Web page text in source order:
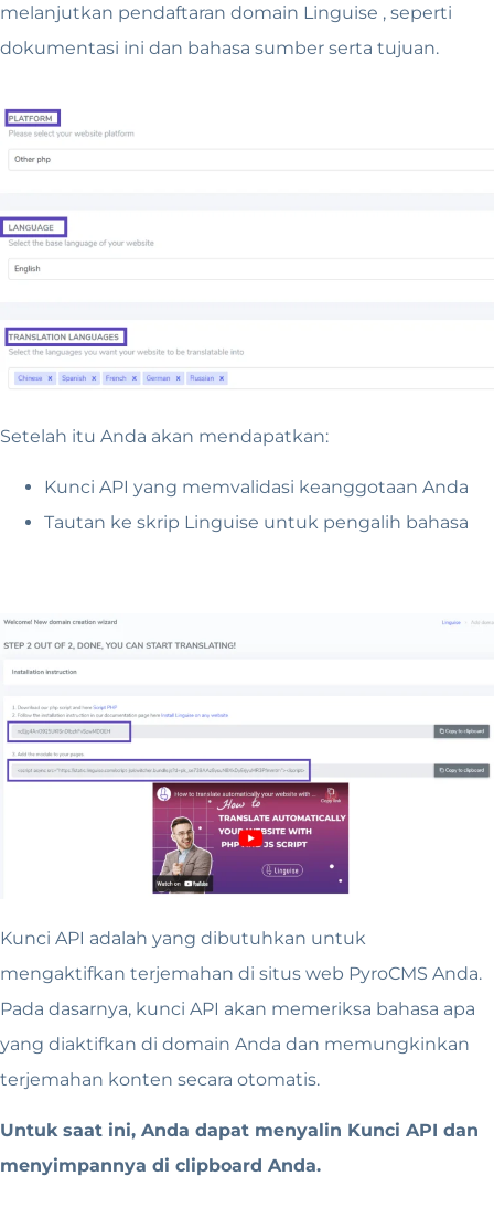
melanjutkan pendaftaran domain Linguise , seperti
dokumentasi ini dan bahasa sumber serta tujuan.
Setelah itu Anda akan mendapatkan:
Kunci API yang memvalidasi keanggotaan Anda
Tautan ke skrip Linguise untuk pengalih bahasa
Kunci API adalah yang dibutuhkan untuk
mengaktifkan terjemahan di situs web PyroCMS Anda.
Pada dasarnya, kunci API akan memeriksa bahasa apa
yang diaktifkan di domain Anda dan memungkinkan
terjemahan konten secara otomatis.
Untuk saat ini, Anda dapat menyalin Kunci API dan
menyimpannya di clipboard Anda.